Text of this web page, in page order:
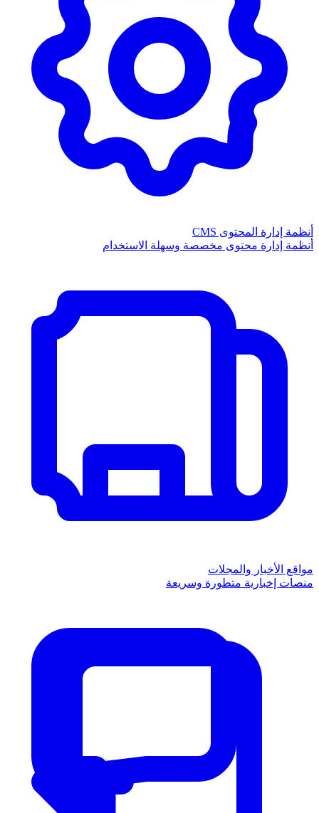
أنظمة إدارة المحتوى CMS
أنظمة إدارة محتوى مخصصة وسهلة الاستخدام
مواقع الأخبار والمجلات
منصات إخبارية متطورة وسريعة